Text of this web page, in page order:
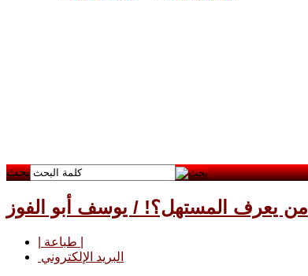
بحث
من يعرف المستهل؟! / يوسف أبو الفوز
البريد الإلكتروني